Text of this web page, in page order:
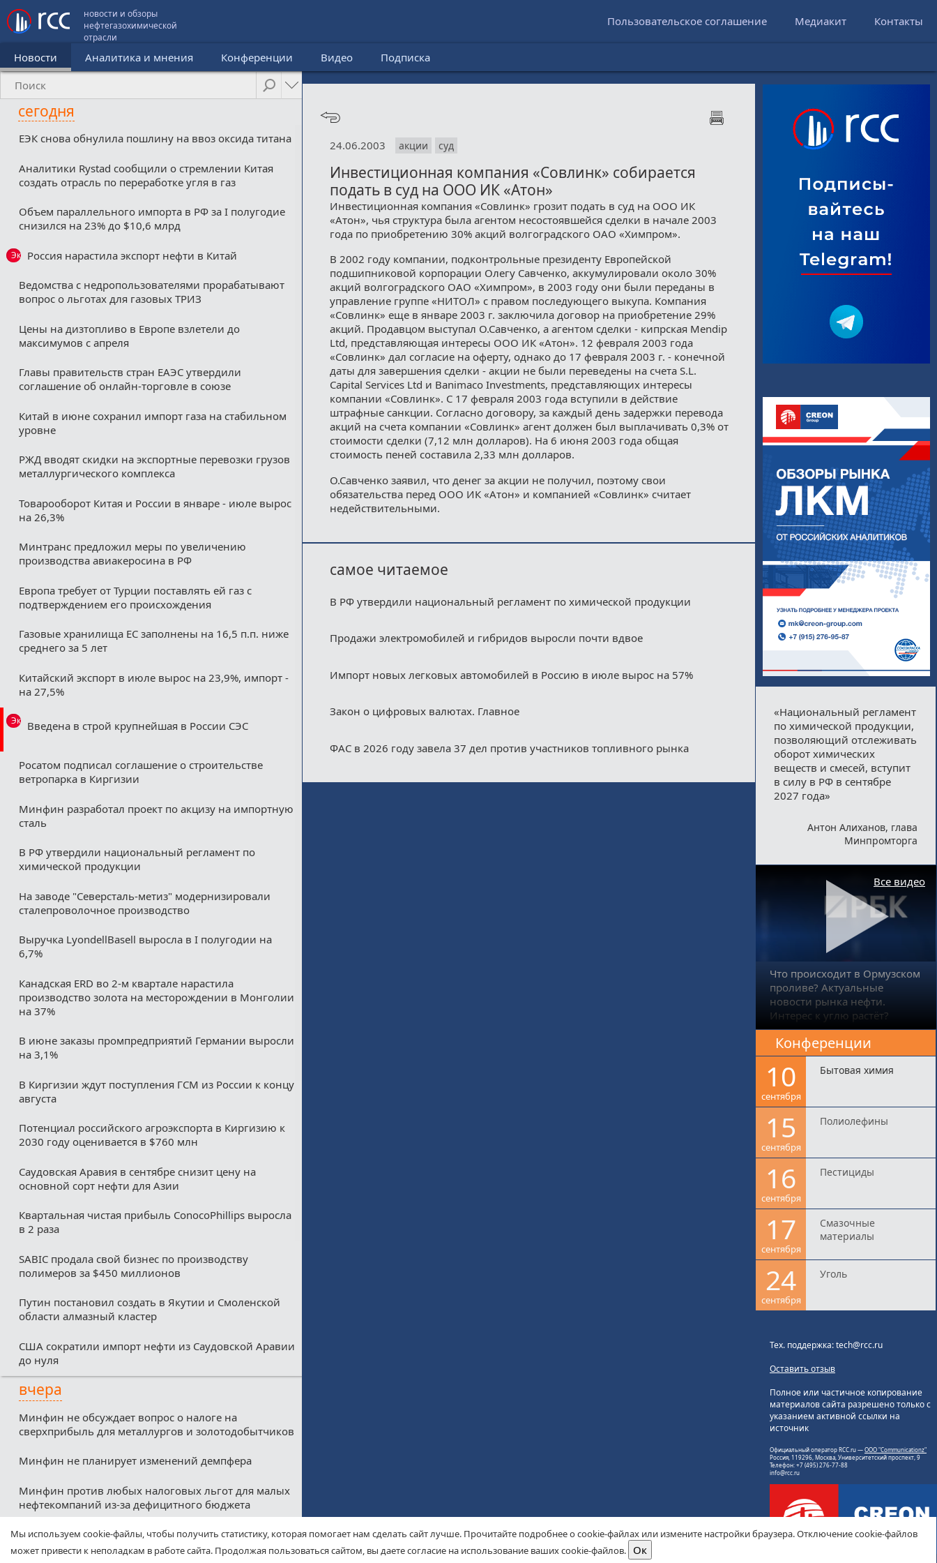
новости и обзоры
нефтегазохимической
отрасли
Пользовательское соглашение Медиакит Контакты
Новости Аналитика и мнения Конференции Видео Подписка
сегодня
ЕЭК снова обнулила пошлину на ввоз оксида титана
Аналитики Rystad сообщили о стремлении Китая
создать отрасль по переработке угля в газ
Объем параллельного импорта в РФ за I полугодие
снизился на 23% до $10,6 млрд
Эксклюзив
Россия нарастила экспорт нефти в Китай
Ведомства с недропользователями прорабатывают
вопрос о льготах для газовых ТРИЗ
Цены на дизтопливо в Европе взлетели до
максимумов с апреля
Главы правительств стран ЕАЭС утвердили
соглашение об онлайн-торговле в союзе
Китай в июне сохранил импорт газа на стабильном
уровне
РЖД вводят скидки на экспортные перевозки грузов
металлургического комплекса
Товарооборот Китая и России в январе - июле вырос
на 26,3%
Минтранс предложил меры по увеличению
производства авиакеросина в РФ
Европа требует от Турции поставлять ей газ с
подтверждением его происхождения
Газовые хранилища ЕС заполнены на 16,5 п.п. ниже
среднего за 5 лет
Китайский экспорт в июле вырос на 23,9%, импорт -
на 27,5%
Эксклюзив
Введена в строй крупнейшая в России СЭС
Росатом подписал соглашение о строительстве
ветропарка в Киргизии
Минфин разработал проект по акцизу на импортную
сталь
В РФ утвердили национальный регламент по
химической продукции
На заводе "Северсталь-метиз" модернизировали
сталепроволочное производство
Выручка LyondellBasell выросла в I полугодии на
6,7%
Канадская ERD во 2-м квартале нарастила
производство золота на месторождении в Монголии
на 37%
В июне заказы промпредприятий Германии выросли
на 3,1%
В Киргизии ждут поступления ГСМ из России к концу
августа
Потенциал российского агроэкспорта в Киргизию к
2030 году оценивается в $760 млн
Саудовская Аравия в сентябре снизит цену на
основной сорт нефти для Азии
Квартальная чистая прибыль ConocoPhillips выросла
в 2 раза
SABIC продала свой бизнес по производству
полимеров за $450 миллионов
Путин постановил создать в Якутии и Смоленской
области алмазный кластер
США сократили импорт нефти из Саудовской Аравии
до нуля
вчера
Минфин не обсуждает вопрос о налоге на
сверхприбыль для металлургов и золотодобытчиков
Минфин не планирует изменений демпфера
Минфин против любых налоговых льгот для малых
нефтекомпаний из-за дефицитного бюджета
Соглашение о свободной торговле между ЕАЭС и
ОАЭ вступит в силу с 6 октября
24.06.2003 акции суд
Инвестиционная компания «Совлинк» собирается
подать в суд на ООО ИК «Атон»
Инвестиционная компания «Совлинк» грозит подать в суд на ООО ИК
«Атон», чья структура была агентом несостоявшейся сделки в начале 2003
года по приобретению 30% акций волгоградского ОАО «Химпром».
В 2002 году компании, подконтрольные президенту Европейской
подшипниковой корпорации Олегу Савченко, аккумулировали около 30%
акций волгоградского ОАО «Химпром», в 2003 году они были переданы в
управление группе «НИТОЛ» с правом последующего выкупа. Компания
«Совлинк» еще в январе 2003 г. заключила договор на приобретение 29%
акций. Продавцом выступал О.Савченко, а агентом сделки - кипрская Mendip
Ltd, представляющая интересы ООО ИК «Атон». 12 февраля 2003 года
«Совлинк» дал согласие на оферту, однако до 17 февраля 2003 г. - конечной
даты для завершения сделки - акции не были переведены на счета S.L.
Capital Services Ltd и Banimaco Investments, представляющих интересы
компании «Совлинк». С 17 февраля 2003 года вступили в действие
штрафные санкции. Согласно договору, за каждый день задержки перевода
акций на счета компании «Совлинк» агент должен был выплачивать 0,3% от
стоимости сделки (7,12 млн долларов). На 6 июня 2003 года общая
стоимость пеней составила 2,33 млн долларов.
О.Савченко заявил, что денег за акции не получил, поэтому свои
обязательства перед ООО ИК «Атон» и компанией «Совлинк» считает
недействительными.
самое читаемое
В РФ утвердили национальный регламент по химической продукции
Продажи электромобилей и гибридов выросли почти вдвое
Импорт новых легковых автомобилей в Россию в июле вырос на 57%
Закон о цифровых валютах. Главное
ФАС в 2026 году завела 37 дел против участников топливного рынка
«Национальный регламент
по химической продукции,
позволяющий отслеживать
оборот химических
веществ и смесей, вступит
в силу в РФ в сентябре
2027 года»
Антон Алиханов, глава
Минпромторга
Что происходит в Ормузском
проливе? Актуальные
новости рынка нефти.
Интерес к углю растёт?
Все видео
Конференции
10
сентября
Бытовая химия
15
сентября
Полиолефины
16
сентября
Пестициды
17
сентября
Смазочные
материалы
24
сентября
Уголь
Тех. поддержка: tech@rcc.ru
Оставить отзыв
Полное или частичное копирование
материалов сайта разрешено только с
указанием активной ссылки на
источник
Официальный оператор RCC.ru —ООО "Communicationz"
Россия, 119296, Москва, Университетский проспект, 9
Телефон: +7 (495) 276-77-88
info@rcc.ru
Мы используем cookie-файлы, чтобы получить статистику, которая помогает нам сделать сайт лучше. Прочитайте подробнее о cookie-файлах или измените настройки браузера. Отключение cookie-файлов
может привести к неполадкам в работе сайта. Продолжая пользоваться сайтом, вы даете согласие на использование ваших cookie-файлов.